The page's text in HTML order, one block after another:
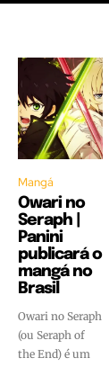
Mangá
Owari no
Seraph |
Panini
publicará o
mangá no
Brasil
Owari no Seraph
(ou Seraph of
the End) é um